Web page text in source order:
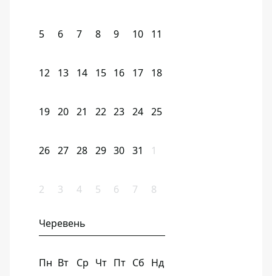
5 6 7 8 9 10 11
12 13 14 15 16 17 18
19 20 21 22 23 24 25
26 27 28 29 30 31 1
2 3 4 5 6 7 8
Черевень
Пн Вт Ср Чт Пт Сб Нд